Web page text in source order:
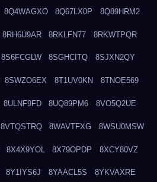
8Q4WAGXO 8Q67LX0P 8Q89HRM2
8RH6U9AR 8RKLFN77 8RKWTPQR
8S6FCGLW 8SGHCITQ 8SJXN2QY
8SWZO6EX 8T1UV0KN 8TNOE569
8ULNF9FD 8UQ89PM6 8VO5Q2UE
8VTQSTRQ 8WAVTFXG 8WSU0MSW
8X4X9YOL 8X79OPDP 8XCY80VZ
8Y1IYS6J 8YAACL5S 8YKVAXRE